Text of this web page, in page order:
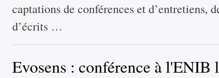
captations de conférences et d’entretiens,
d’écrits …
Evosens : conférence à l'ENIB